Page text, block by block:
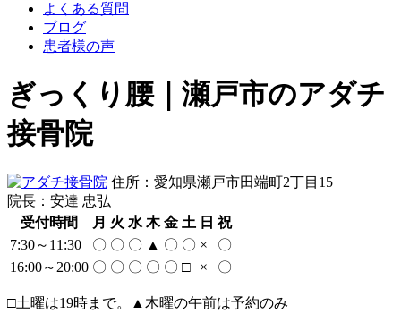
よくある質問
ブログ
患者様の声
ぎっくり腰｜瀬戸市のアダチ
接骨院
住所：愛知県瀬戸市田端町2丁目15
院長：安達 忠弘
受付時間
月 火 水 木 金 土 日 祝
7:30～11:30
〇 〇 〇 ▲ 〇 〇 ×
〇
16:00～20:00 〇 〇 〇 〇 〇 □ × 〇
□土曜は19時まで。▲木曜の午前は予約のみ